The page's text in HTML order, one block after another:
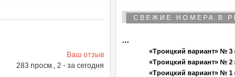
Ваш отзыв
283 просм., 2 - за сегодня
СВЕЖИЕ НОМЕРА В
…
«Троицкий вариант» № 3
«Троицкий вариант» № 2
«Троицкий вариант» № 1